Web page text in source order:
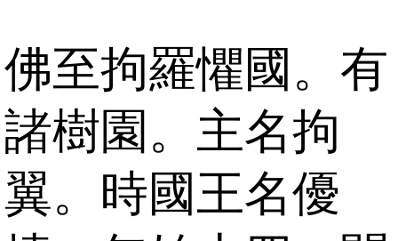
佛至拘羅懼國。有
諸樹園。主名拘
翼。時國王名優